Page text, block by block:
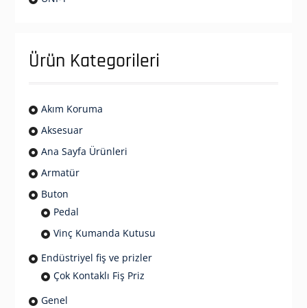
Ürün Kategorileri
Akım Koruma
Aksesuar
Ana Sayfa Ürünleri
Armatür
Buton
Pedal
Vinç Kumanda Kutusu
Endüstriyel fiş ve prizler
Çok Kontaklı Fiş Priz
Genel